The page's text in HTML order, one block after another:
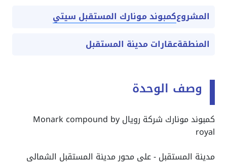
المشروعكمبوند مونارك المستقبل سيتي
المنطقةعقارات مدينة المستقبل
وصف الوحدة
كمبوند مونارك شركة رويال Monark compound by
royal
مدينة المستقبل - على محور مدينة المستقبل الشمالى